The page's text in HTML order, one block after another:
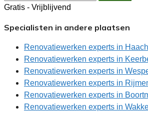
Gratis - Vrijblijvend
Specialisten in andere plaatsen
Renovatiewerken experts in
Renovatiewerken experts in
Renovatiewerken experts in
Renovatiewerken experts in
Renovatiewerken experts in
Renovatiewerken experts in